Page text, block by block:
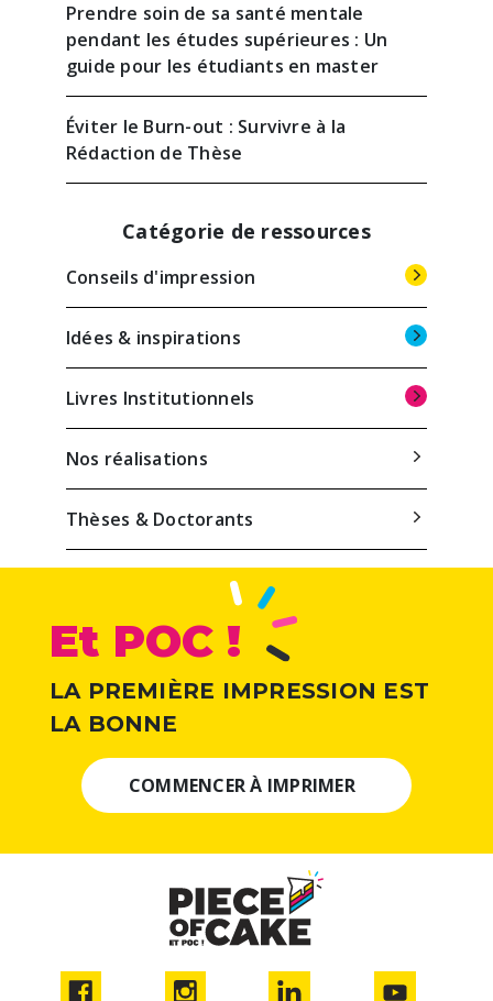
Prendre soin de sa santé mentale
pendant les études supérieures : Un
guide pour les étudiants en master
Éviter le Burn-out : Survivre à la
Rédaction de Thèse
Catégorie de ressources
Conseils d'impression
Idées & inspirations
Livres Institutionnels
Nos réalisations
Thèses & Doctorants
Et POC !
LA PREMIÈRE IMPRESSION EST
LA BONNE
COMMENCER À IMPRIMER